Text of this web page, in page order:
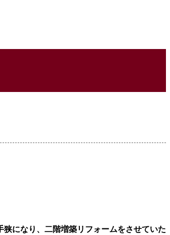
になり、二階増築リフォームをさせていた